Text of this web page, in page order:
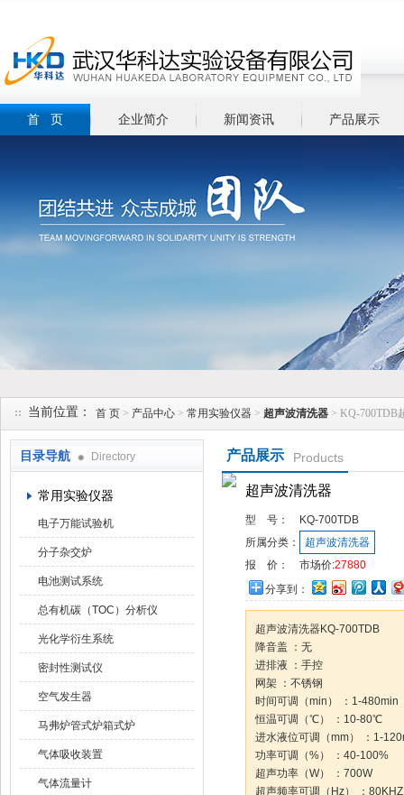
首 页 企业简介 新闻资讯 产品展示
当前位置： 首 页 > 产品中心 > 常用实验仪器 > 超声波清洗器 > KQ-700TDB
目录导航 Directory
常用实验仪器
电子万能试验机
分子杂交炉
电池测试系统
总有机碳（TOC）分析仪
光化学衍生系统
密封性测试仪
空气发生器
马弗炉管式炉箱式炉
气体吸收装置
气体流量计
产品展示 Products
超声波清洗器
型 号：
KQ-700TDB
所属分类：
超声波清洗器
报 价：
市场价:27880
分享到：
超声波清洗器KQ-700TDB
降音盖 ：无
进排液 ：手控
网架 ：不锈钢
时间可调（min） ：1-480min
恒温可调（℃） ：10-80℃
进水液位可调（mm） ：1-
功率可调（%） ：40-100%
超声功率（W） ：700W
超声频率可调（Hz） ：80KHZ